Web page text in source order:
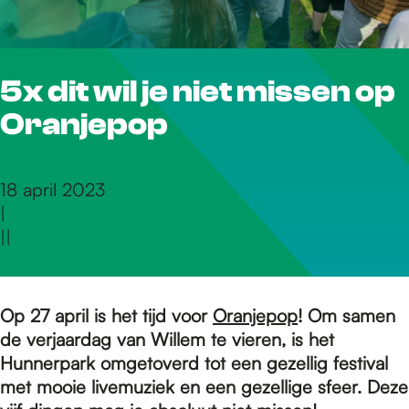
r
d
e
o
m
5x dit wil je niet missen op
Oranjepop
18 april 2023
|
||
Op 27 april is het tijd voor Oranjepop! Om samen
de verjaardag van Willem te vieren, is het
Hunnerpark omgetoverd tot een gezellig festival
met mooie livemuziek en een gezellige sfeer. Deze